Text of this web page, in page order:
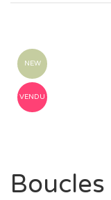
NEW
VENDU